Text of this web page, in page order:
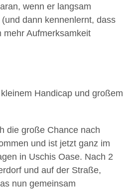
wenn er langsam
dann kennenlernt, dass
mehr Aufmerksamkeit
Handicap und großem
die große Chance nach
und ist jetzt ganz im
in Uschis Oase. Nach 2
und auf der Straße,
nun gemeinsam